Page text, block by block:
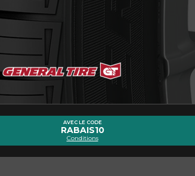
AVEC LE CODE
RABAIS10
Conditions
RT45